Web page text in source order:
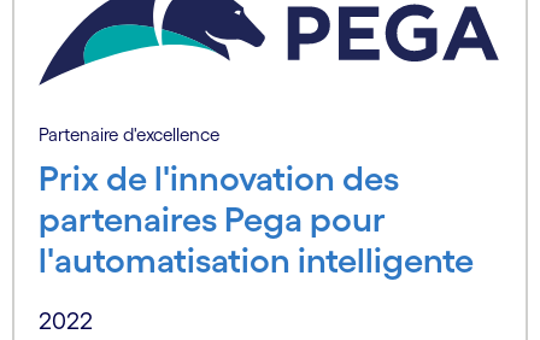
Partenaire d'excellence
Prix de l'innovation des
partenaires Pega pour
l'automatisation intelligente
2022